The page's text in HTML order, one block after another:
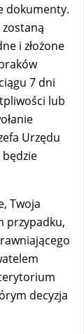
dokumenty.
i złożone
7 dni
lub
Urzędu
będzie
Twoja
przypadku,
decyzja